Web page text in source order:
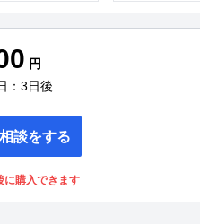
円
：3日後
談をする
に購入できます